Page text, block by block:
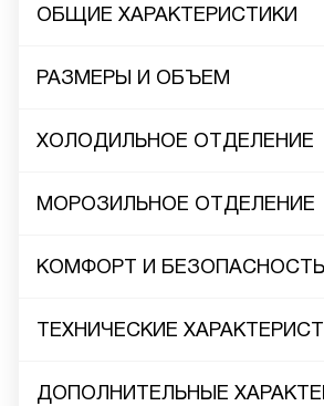
ОБЩИЕ ХАРАКТЕРИСТИКИ
РАЗМЕРЫ И ОБЪЕМ
ХОЛОДИЛЬНОЕ ОТДЕЛЕНИЕ
МОРОЗИЛЬНОЕ ОТДЕЛЕНИЕ
КОМФОРТ И БЕЗОПАСНОСТЬ
ТЕХНИЧЕСКИЕ
ДОПОЛНИТЕЛЬНЫЕ